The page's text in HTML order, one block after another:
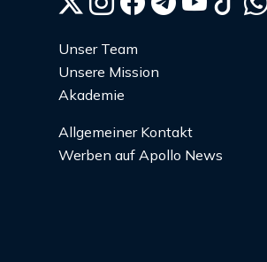
Unser Team
Unsere Mission
Akademie
Allgemeiner Kontakt
Werben auf Apollo News